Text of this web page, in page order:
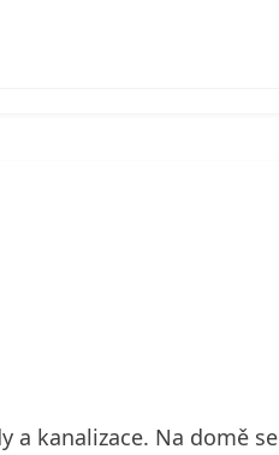
a kanalizace. Na domě se